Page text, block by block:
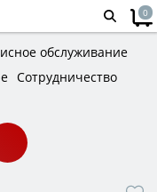
0
обслуживание
Сотрудничество